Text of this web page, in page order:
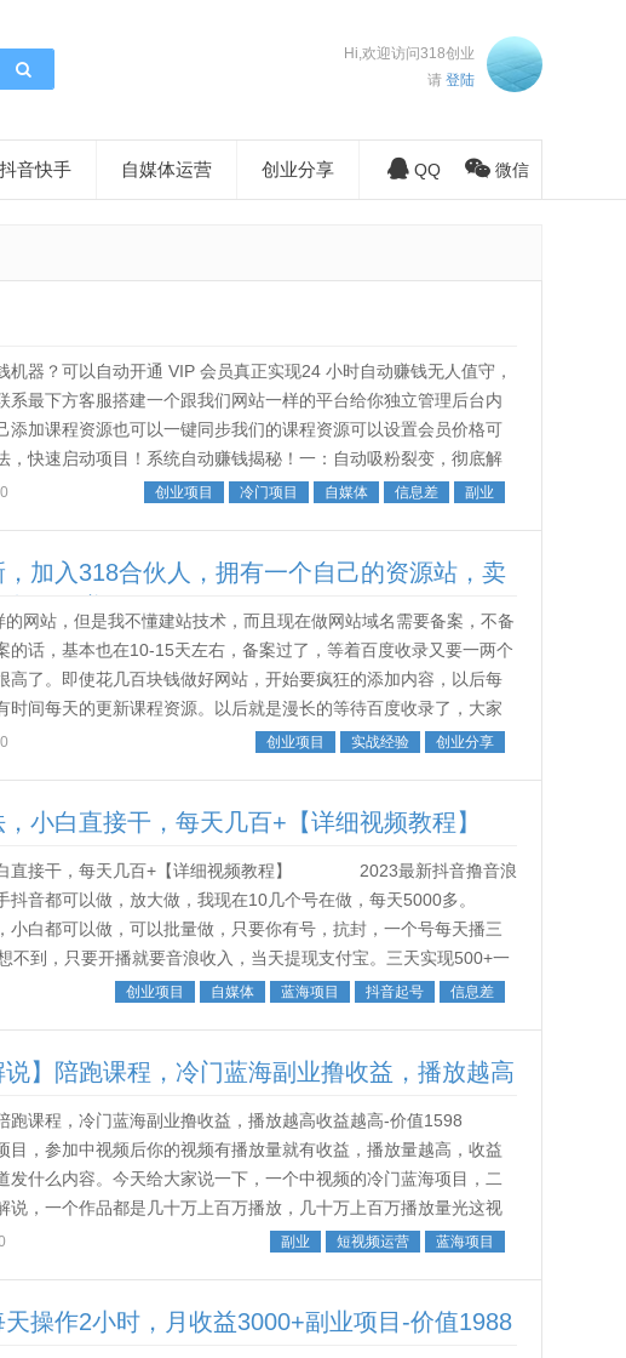
Hi,欢迎访问318创业
请 登陆
抖音快手 自媒体运营 创业分享 QQ 微信
器？可以自动开通 VIP 会员真正实现24 小时自动赚钱无人值守，
系最下方客服搭建一个跟我们网站一样的平台给你独立管理后台内
添加课程资源也可以一键同步我们的课程资源可以设置会员价格可
，快速启动项目！系统自动赚钱揭秘！一：自动吸粉裂变，彻底解
帮你自动化吸粉裂变精准流量，系统可以设...
0 创业项目 冷门项目 自媒体 信息差 副业
加入318合伙人，拥有一个自己的资源站，卖
伙人赚钱
网站，但是我不懂建站技术，而且现在做网站域名需要备案，不备
的话，基本也在10-15天左右，备案过了，等着百度收录又要一两个
高了。即使花几百块钱做好网站，开始要疯狂的添加内容，以后每
时间每天的更新课程资源。以后就是漫长的等待百度收录了，大家
友好了，很多站做了一两年了收录也就几十...
0 创业项目 实战经验 创业分享
小白直接干，每天几百+【详细视频教程】
直接干，每天几百+【详细视频教程】 2023最新抖音撸音浪
抖音都可以做，放大做，我现在10几个号在做，每天5000多。
小白都可以做，可以批量做，只要你有号，抗封，一个号每天播三
不到，只要开播就要音浪收入，当天提现支付宝。三天实现500+一
再继续。因为抖音也要赚钱，你...
创业项目 自媒体 蓝海项目 抖音起号 信息差
】陪跑课程，冷门蓝海副业撸收益，播放越高
课程，冷门蓝海副业撸收益，播放越高收益越高-价值1598
参加中视频后你的视频有播放量就有收益，播放量越高，收益
发什么内容。今天给大家说一下，一个中视频的冷门蓝海项目，二
说，一个作品都是几十万上百万播放，几十万上百万播放量光这视
目录 10(手机)文案解说-配音-封面...
副业 短视频运营 蓝海项目
操作2小时，月收益3000+副业项目-价值1988